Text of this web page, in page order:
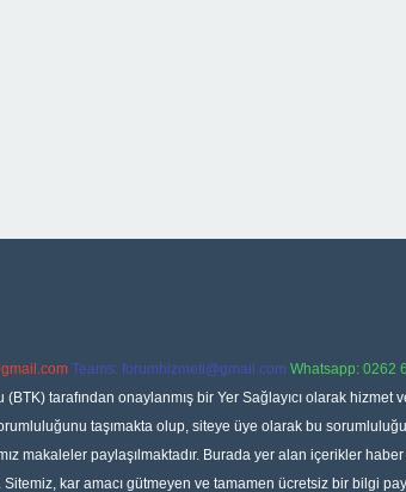
Teams: forumhizmeti@gmail.com Whatsapp: 0262
tarafından onaylanmış bir Yer Sağlayıcı olarak
taşımakta olup, siteye üye olarak bu
makaleler paylaşılmaktadır. Burada yer alan içerikler
kar amacı gütmeyen ve tamamen ücretsiz bir bilgi